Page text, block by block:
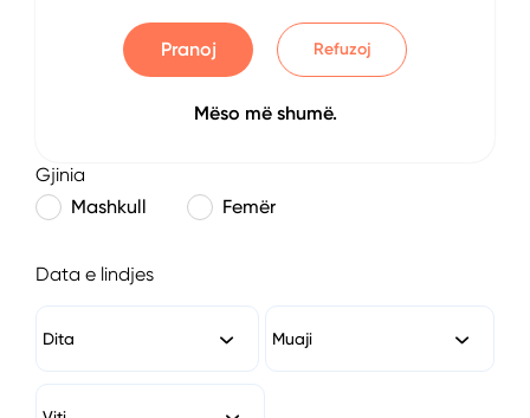
Numri i Telefonit
Gjinia
Mashkull
Femër
Data e lindjes
Dita Muaji
Pranoj Refuzoj
Mëso më shumë.